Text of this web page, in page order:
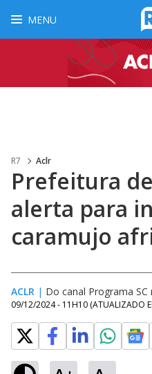
MENU
R7 Aclr
Prefeitura
alerta para
caramujo
ACLR | Do canal Programa
09/12/2024 - 11H10 (ATUALIZADO